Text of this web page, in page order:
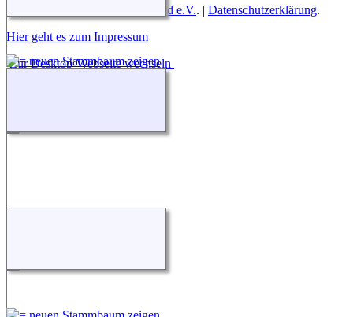
Roland zu Dortmund e.V.. | Datenschutzerklärung.
Hier geht es zum Impressum
Zur Desktop-Webseite wechseln